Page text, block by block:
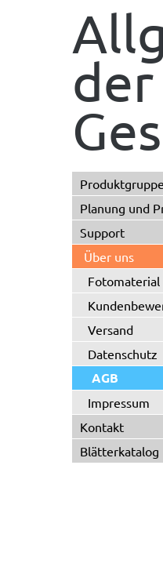
der
Planung und
Support
Über uns
Fotomaterial
Versand
Datenschutz
AGB
Impressum
Kontakt
Blätterkatalog